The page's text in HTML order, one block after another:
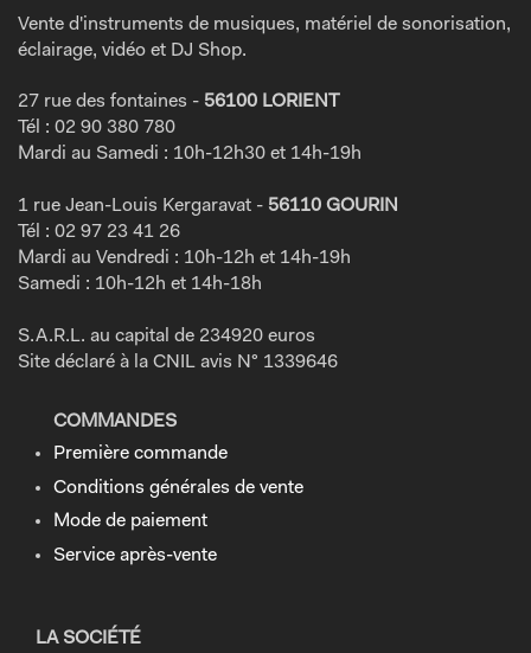
Vente d'instruments de musiques, matériel de sonorisation,
éclairage, vidéo et DJ Shop.
27 rue des fontaines - 56100 LORIENT
Tél : 02 90 380 780
Mardi au Samedi : 10h-12h30 et 14h-19h
1 rue Jean-Louis Kergaravat - 56110 GOURIN
Tél : 02 97 23 41 26
Mardi au Vendredi : 10h-12h et 14h-19h
Samedi : 10h-12h et 14h-18h
S.A.R.L. au capital de 234920 euros
Site déclaré à la CNIL avis N° 1339646
COMMANDES
Première commande
Conditions générales de vente
Mode de paiement
Service après-vente
LA SOCIÉTÉ